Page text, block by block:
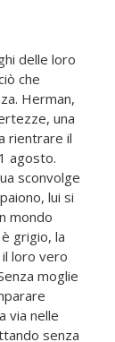
delle loro
che
Herman,
una
rientrare il
agosto.
sconvolge
lui si
mondo
grigio, la
loro vero
moglie
via nelle
senza